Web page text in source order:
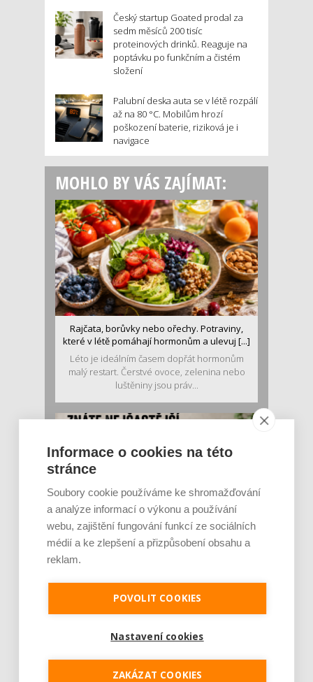
Český startup Goated prodal za
sedm měsíců 200 tisíc
proteinových drinků. Reaguje na
poptávku po funkčním a čistém
složení
Palubní deska auta se v létě rozpálí
až na 80 °C. Mobilům hrozí
poškození baterie, riziková je i
navigace
MOHLO BY VÁS ZAJÍMAT:
Rajčata, borůvky nebo ořechy. Potraviny,
které v létě pomáhají hormonům a ulevuj [...]
Léto je ideálním časem dopřát hormonům
malý restart. Čerstvé ovoce, zelenina nebo
luštěniny jsou práv...
Je jen pro sportovce, přiberu po něm a ve
stravě ho mám dostatek. Znáte nejčastějš [...]
v oblasti zdraví, výživy i dlouhověkosti. Přesto
se o ně...
Informace o cookies na této
stránce
Soubory cookie používáme ke shromažďování
a analýze informací o výkonu a používání
webu, zajištění fungování funkcí ze sociálních
médií a ke zlepšení a přizpůsobení obsahu a
reklam.
POVOLIT COOKIES
Nastavení cookies
ZAKÁZAT COOKIES